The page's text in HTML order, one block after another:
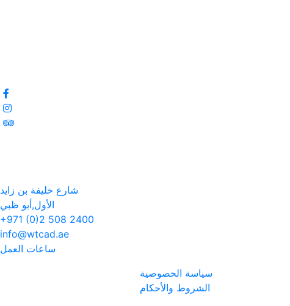
شارع خليفة بن زايد
الأول,أبو ظبي
+971 (0)2 508 2400
info@wtcad.ae
ساعات العمل
سياسة الخصوصية
الشروط والأحكام